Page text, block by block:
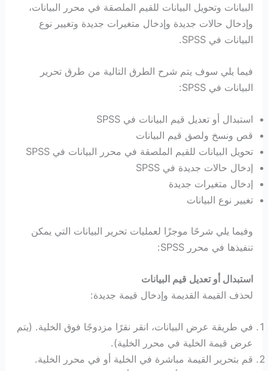
البيانات وتحويل البيانات للقيم الملصقة في محرر البيانات،
وإدخال حالات جديدة وإدخال متغيرات جديدة وتغيير نوع
البيانات في SPSS.
فيما يلي سوف يتم شرح الطرق التالية من طرق تحرير
البيانات في SPSS:
استبدال أو تعديل قيم البيانات في SPSS
قص ونسخ ولصق قيم البيانات
تحويل البيانات للقيم الملصقة في محرر البيانات في SPSS
إدخال حالات جديدة في SPSS
إدخال متغيرات جديدة
تغيير نوع البيانات
وفيما يلي شرحًا موجزًا لعمليات تحرير البيانات التي يمكن
تنفيذها في محرر SPSS:
استبدال أو تعديل قيم البيانات
لحذف القيمة القديمة وإدخال قيمة جديدة:
في طريقة عرض البيانات، انقر نقرًا مزدوجًا فوق الخلية. (يتم
عرض قيمة الخلية في محرر الخلية).
قم بتحرير القيمة مباشرة في الخلية أو في محرر الخلية.